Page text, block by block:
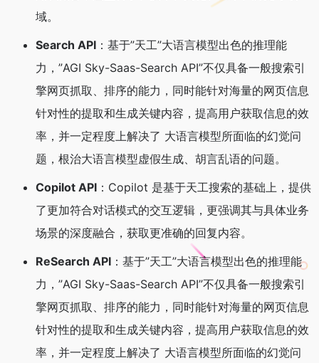
域。
Search API ：基于”天工”大语言模型出色的推理能
力，”AGI Sky-Saas-Search API”不仅具备一般搜索引
擎网页抓取、排序的能力，同时能针对海量的网页信息
针对性的提取和生成关键内容，提高用户获取信息的效
率，并一定程度上解决了 大语言模型所面临的幻觉问
题，根治大语言模型虚假生成、胡言乱语的问题。
Copilot API ：Copilot 是基于天工搜索的基础上，提供
了更加符合对话模式的交互逻辑，更强调其与具体业务
场景的深度融合，获取更准确的回复内容。
ReSearch API ：基于”天工”大语言模型出色的推理能
力，”AGI Sky-Saas-Search API”不仅具备一般搜索引
擎网页抓取、排序的能力，同时能针对海量的网页信息
针对性的提取和生成关键内容，提高用户获取信息的效
率，并一定程度上解决了 大语言模型所面临的幻觉问